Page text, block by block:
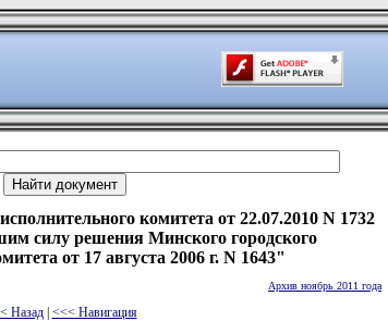
комитета от 22.07.2010 N 1732
силу решения Минского городского
от 17 августа 2006 г. N 1643"
Архив ноябрь 2011 года
Назад| <<< Навигация